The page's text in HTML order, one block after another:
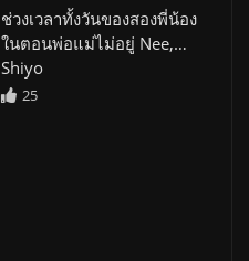
ช่วงเวลาทั้งวันของสองพี่น้อง
ในตอนพ่อแม่ไม่อยู่ Nee,…
Shiyo
25